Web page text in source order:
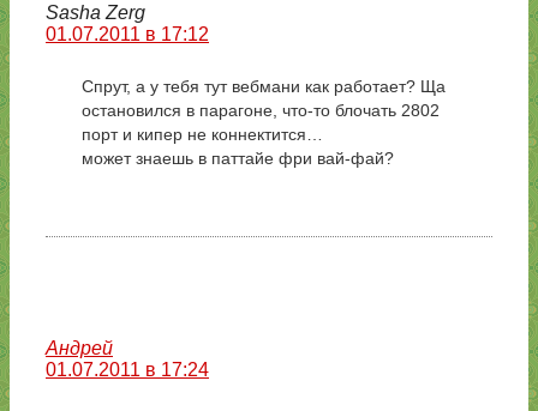
Sasha Zerg
01.07.2011 в 17:12
Спрут, а у тебя тут вебмани как работает? Ща
остановился в парагоне, что-то блочать 2802
порт и кипер не коннектится…
может знаешь в паттайе фри вай-фай?
Андрей
01.07.2011 в 17:24